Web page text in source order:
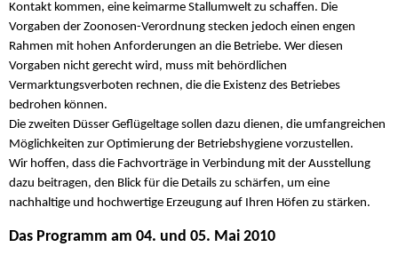
Kontakt kommen, eine keimarme Stallumwelt zu schaffen. Die
Vorgaben der Zoonosen-Verordnung stecken jedoch einen engen
Rahmen mit hohen Anforderungen an die Betriebe. Wer diesen
Vorgaben nicht gerecht wird, muss mit behördlichen
Vermarktungsverboten rechnen, die die Existenz des Betriebes
bedrohen können.
Die zweiten Düsser Geflügeltage sollen dazu dienen, die umfangreichen
Möglichkeiten zur Optimierung der Betriebshygiene vorzustellen.
Wir hoffen, dass die Fachvorträge in Verbindung mit der Ausstellung
dazu beitragen, den Blick für die Details zu schärfen, um eine
nachhaltige und hochwertige Erzeugung auf Ihren Höfen zu stärken.
Das Programm am 04. und 05. Mai 2010